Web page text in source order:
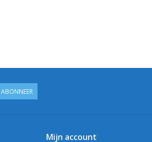
ABONNEER
Mijn account